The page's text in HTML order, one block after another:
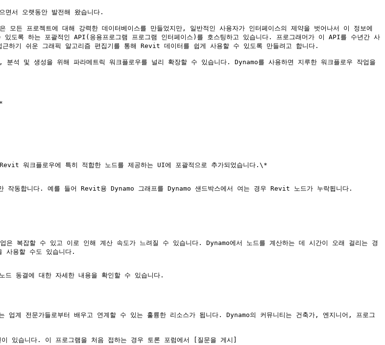
면서 오랫동안 발전해 왔습니다.
든 프로젝트에 대해 강력한 데이터베이스를 만들었지만, 일반적인 사용자가 인터페이스의 제약을 벗어나서 이 정보에
록 하는 포괄적인 API(응용프로그램 프로그램 인터페이스)를 호스팅하고 있습니다. 프로그래머가 이 API를 수년간 사
하기 쉬운 그래픽 알고리즘 편집기를 통해 Revit 데이터를 쉽게 사용할 수 있도록 만들려고 합니다.
및 생성을 위해 파라메트릭 워크플로우를 널리 확장할 수 있습니다. Dynamo를 사용하면 지루한 워크플로우 작업을
워크플로우에 특히 적합한 노드를 제공하는 UI에 포괄적으로 추가되었습니다.\*
동합니다. 예를 들어 Revit용 Dynamo 그래프를 Dynamo 샌드박스에서 여는 경우 Revit 노드가 누락됩니다.
은 복잡할 수 있고 이로 인해 계산 속도가 느려질 수 있습니다. Dynamo에서 노드를 계산하는 데 시간이 오래 걸리는 경
사용할 수도 있습니다.
결에 대한 자세한 내용을 확인할 수 있습니다.
업계 전문가들로부터 배우고 연계할 수 있는 훌륭한 리소스가 됩니다. Dynamo의 커뮤니티는 건축가, 엔지니어, 프로그
있습니다. 이 프로그램을 처음 접하는 경우 토론 포럼에서 [질문을 게시]